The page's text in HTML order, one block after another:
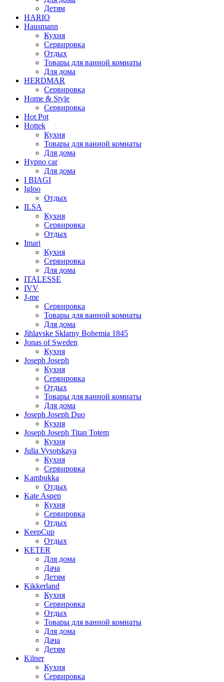
Детям
HARIO
Hausmann
Кухня
Сервировка
Отдых
Товары для ванной комнаты
Для дома
HERDMAR
Сервировка
Home & Style
Сервировка
Hot Pot
Hottek
Кухня
Товары для ванной комнаты
Для дома
Hypno car
Для дома
I BIAGI
Igloo
Отдых
ILSA
Кухня
Сервировка
Отдых
Imari
Кухня
Сервировка
Для дома
ITALESSE
IVV
J-me
Сервировка
Товары для ванной комнаты
Для дома
Jihlavske Sklarny Bohemia 1845
Jonas of Sweden
Кухня
Joseph Joseph
Кухня
Сервировка
Отдых
Товары для ванной комнаты
Для дома
Joseph Joseph Duo
Кухня
Joseph Joseph Titan Totem
Кухня
Julia Vysotskaya
Кухня
Сервировка
Kambukka
Отдых
Kate Aspen
Кухня
Сервировка
Отдых
KeepCup
Отдых
KETER
Для дома
Дача
Детям
Kikkerland
Кухня
Сервировка
Отдых
Товары для ванной комнаты
Для дома
Дача
Детям
Kilner
Кухня
Сервировка